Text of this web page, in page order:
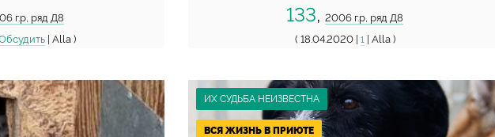
г.р, ряд Д8
| Alla )
133,2006 г.р, ряд Д8
( 18.04.2020 | 1 | Alla )
ИХ СУДЬБА НЕИЗВЕСТНА
ВСЯ ЖИЗНЬ В ПРИЮТЕ